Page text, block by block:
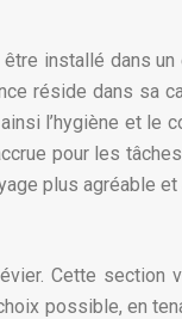
installé dans un
réside dans sa
l’hygiène et le
pour les
plus agréable et
Cette section
possible, en